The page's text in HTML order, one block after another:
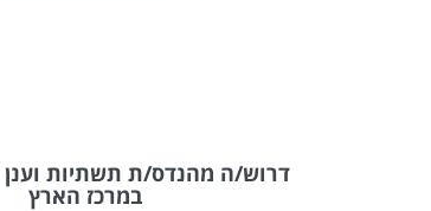
דרוש/ה מהנדס/ת תשתיות וענן
במרכז הארץ